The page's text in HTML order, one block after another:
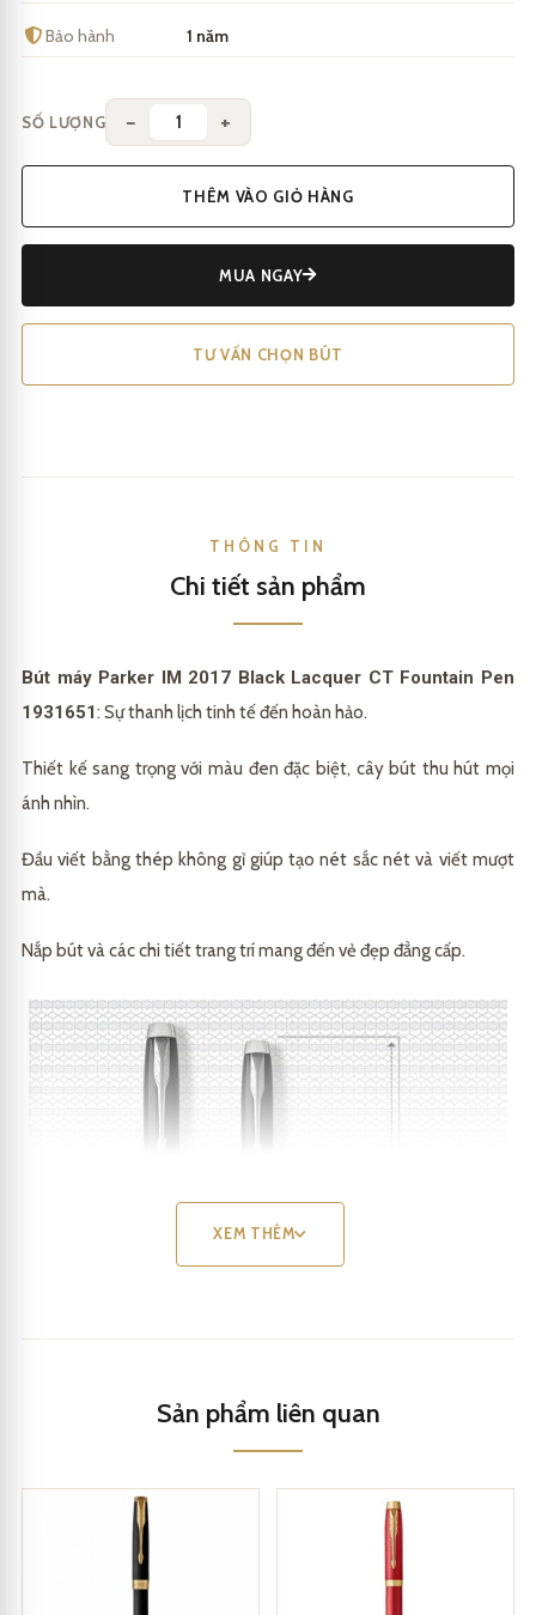
Bảo hành 1 năm
SỐ LƯỢNG − +
THÊM VÀO GIỎ HÀNG
MUA NGAY
TƯ VẤN CHỌN BÚT
THÔNG TIN
Chi tiết sản phẩm
Bút máy Parker IM 2017 Black Lacquer CT Fountain Pen
1931651: Sự thanh lịch tinh tế đến hoàn hảo.
Thiết kế sang trọng với màu đen đặc biệt, cây bút thu hút mọi
ánh nhìn.
Đầu viết bằng thép không gỉ giúp tạo nét sắc nét và viết mượt
mà.
Nắp bút và các chi tiết trang trí mang đến vẻ đẹp đẳng cấp.
Parker IM 2017 Black Lacquer CT Fountain Pen 1931651
Parker IM
2017 Black Lacquer CT Fountain Pen 1931651
XEM THÊM
Sản phẩm liên quan